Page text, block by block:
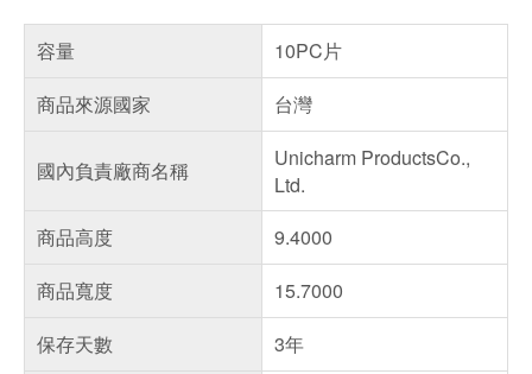
容量
10PC片
商品來源國家
台灣
國內負責廠商名稱
Unicharm ProductsCo.,
Ltd.
商品高度
9.4000
商品寬度
15.7000
保存天數
3年